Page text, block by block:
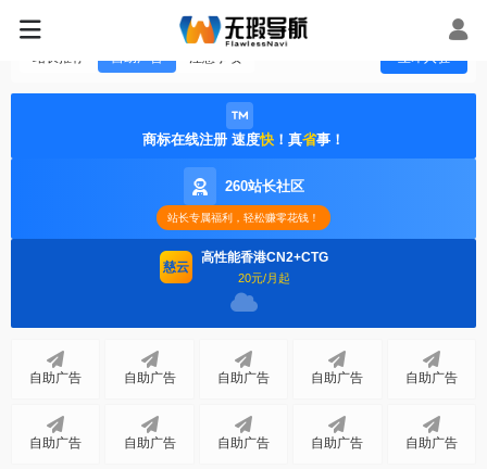
站长推荐 自助广告 注意事项 立即入驻
商标在线注册 速度快 ！真省事！
260站长社区
站长专属福利，轻松赚零花钱！
慈云
高性能香港CN2+CTG
20元/月起
自助广告 自助广告 自助广告 自助广告 自助广告
自助广告 自助广告 自助广告 自助广告 自助广告